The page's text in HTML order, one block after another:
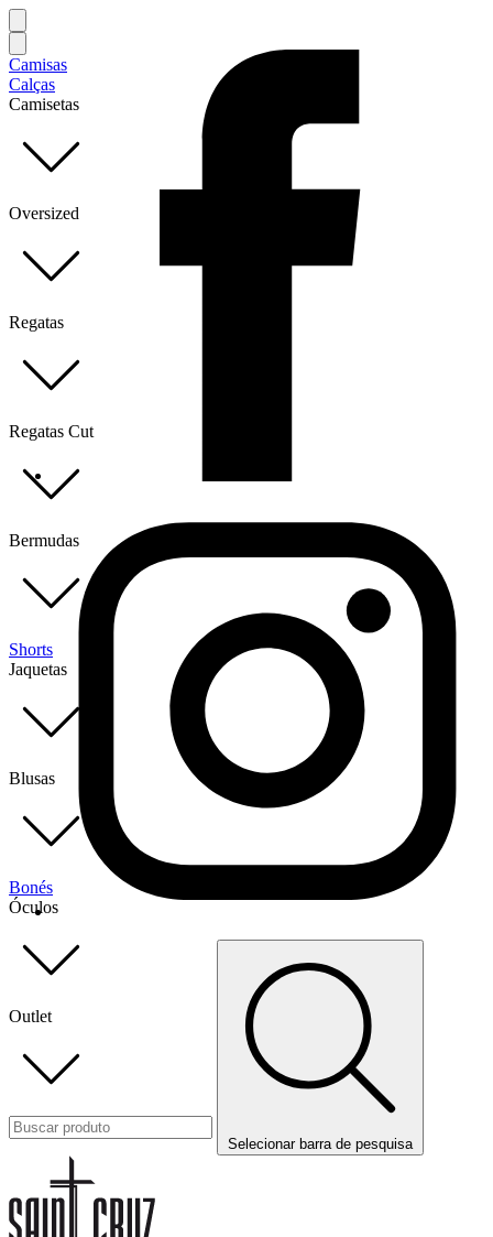
Camisas
Calças
Camisetas
Oversized
Regatas
Regatas Cut
Bermudas
Shorts
Jaquetas
Blusas
Bonés
Óculos
Outlet
Selecionar barra de pesquisa